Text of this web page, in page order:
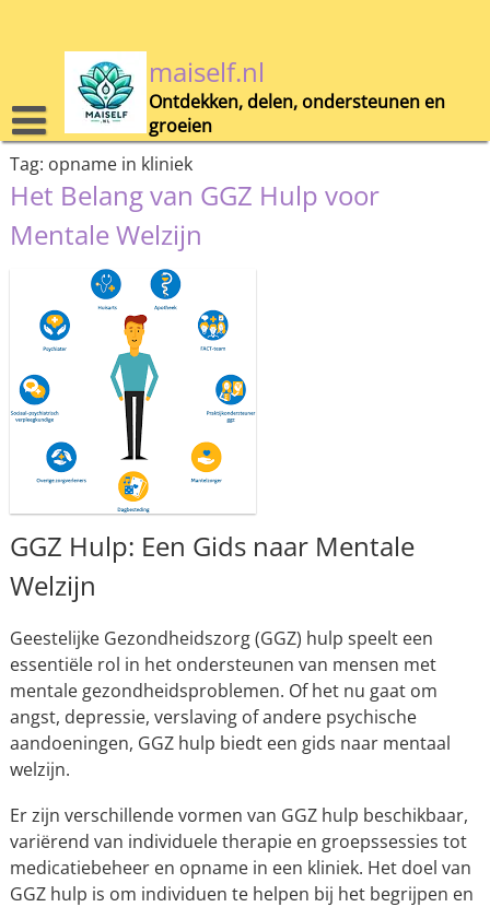
maiself.nl
Ontdekken, delen, ondersteunen en
groeien
Tag: opname in kliniek
Het Belang van GGZ Hulp voor
Mentale Welzijn
GGZ Hulp: Een Gids naar Mentale
Welzijn
Geestelijke Gezondheidszorg (GGZ) hulp speelt een
essentiële rol in het ondersteunen van mensen met
mentale gezondheidsproblemen. Of het nu gaat om
angst, depressie, verslaving of andere psychische
aandoeningen, GGZ hulp biedt een gids naar mentaal
welzijn.
Er zijn verschillende vormen van GGZ hulp beschikbaar,
variërend van individuele therapie en groepssessies tot
medicatiebeheer en opname in een kliniek. Het doel van
GGZ hulp is om individuen te helpen bij het begrijpen en